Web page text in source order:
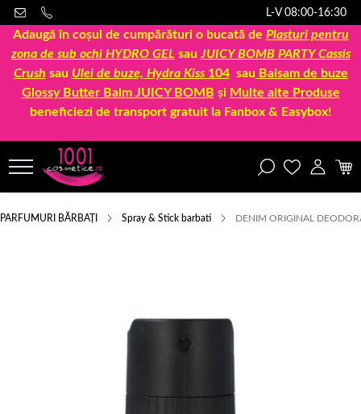
L-V 08:00-16:30
Adaugă în coșul de cumpărături o bucată de Plasturi pentru
zona de sub ochi HYDRO GEL sau JUICY BOMB PARTY Cassis
Crush sau Ulei de buze, Hydra Kiss 104sau Balsam de buze
Glossy Butter Balm JUICY BOMB și Multe alte Produse
beneficiezi de transport gratuit la Fanbox & Easybox!
PARFUMURI BĂRBAȚI Spray & Stick barbati DENIM ORIGINAL